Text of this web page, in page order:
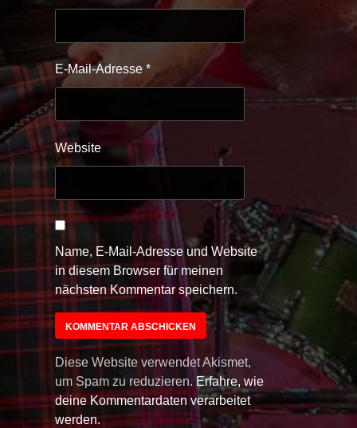
E-Mail-Adresse *
Website
Name, E-Mail-Adresse und Website
in diesem Browser für meinen
nächsten Kommentar speichern.
Diese Website verwendet Akismet,
um Spam zu reduzieren. Erfahre, wie
deine Kommentardaten verarbeitet
werden.